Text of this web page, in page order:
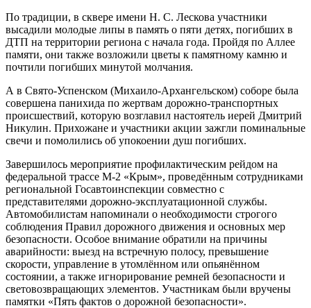
По традиции, в сквере имени Н. С. Лескова участники
высадили молодые липы в память о пяти детях, погибших в
ДТП на территории региона с начала года. Пройдя по Аллее
памяти, они также возложили цветы к памятному камню и
почтили погибших минутой молчания.
А в Свято-Успенском (Михаило-Архангельском) соборе была
совершена панихида по жертвам дорожно-транспортных
происшествий, которую возглавил настоятель иерей Дмитрий
Никулин. Прихожане и участники акции зажгли поминальные
свечи и помолились об упокоении душ погибших.
Завершилось мероприятие профилактическим рейдом на
федеральной трассе М-2 «Крым», проведённым сотрудниками
региональной Госавтоинспекции совместно с
представителями дорожно-эксплуатационной службы.
Автомобилистам напоминали о необходимости строгого
соблюдения Правил дорожного движения и основных мер
безопасности. Особое внимание обратили на причины
аварийности: выезд на встречную полосу, превышение
скорости, управление в утомлённом или опьянённом
состоянии, а также игнорирование ремней безопасности и
световозвращающих элементов. Участникам были вручены
памятки «Пять фактов о дорожной безопасности».